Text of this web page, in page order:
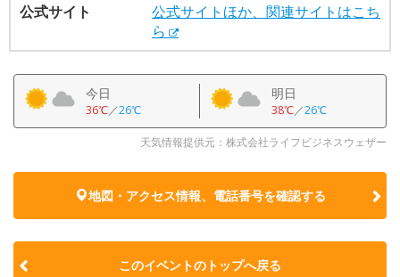
公式サイト
公式サイトほか、関連サイトはこち
ら
今日
36℃／26℃
明日
38℃／26℃
天気情報提供元：株式会社ライフビジネスウェザー
地図・アクセス情報、電話番号を確認する
このイベントのトップへ戻る